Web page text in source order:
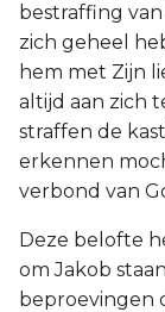
bestraffing
zich geheel
hem met Zijn
altijd aan zich
straffen de
erkennen
verbond van
Deze belofte
om Jakob
beproevingen